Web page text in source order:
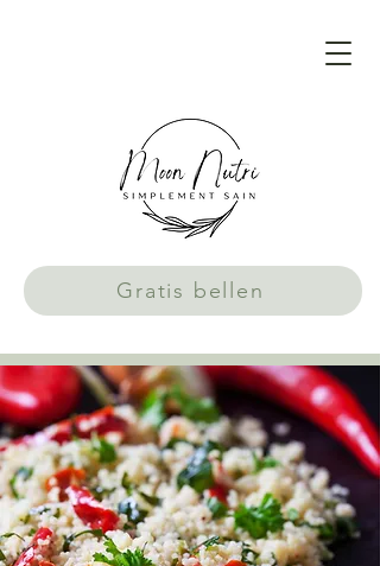
Gratis bellen